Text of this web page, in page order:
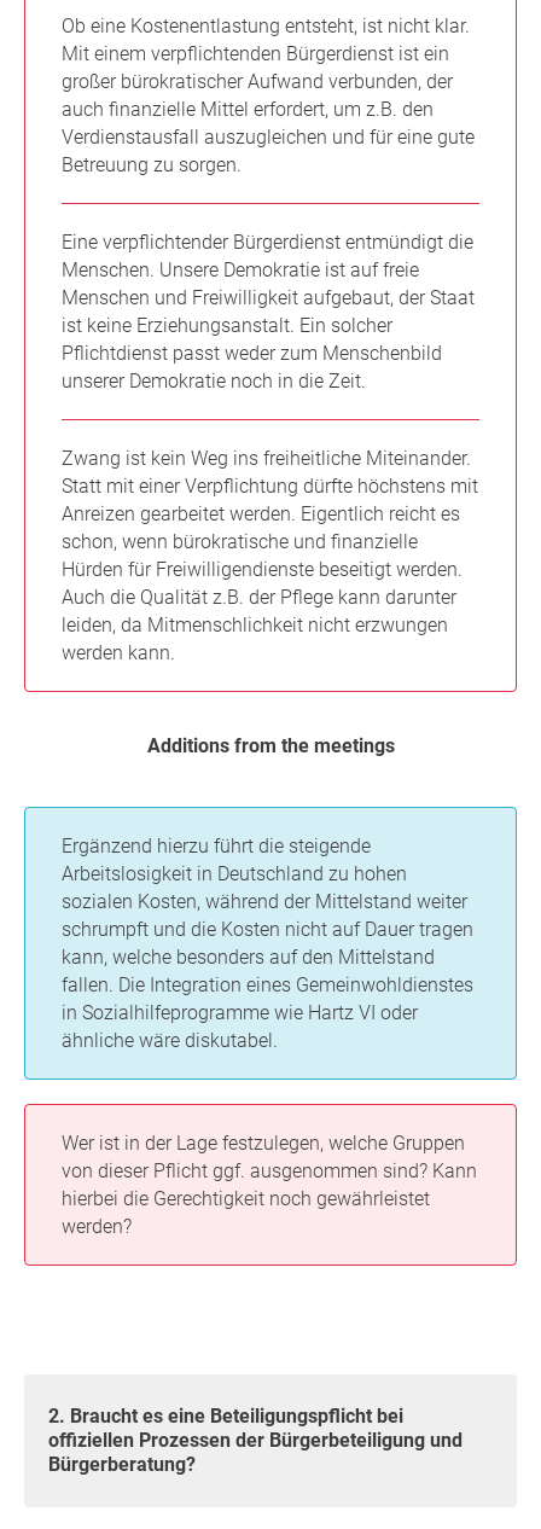
Ob eine Kostenentlastung entsteht, ist nicht klar.
Mit einem verpflichtenden Bürgerdienst ist ein
großer bürokratischer Aufwand verbunden, der
auch finanzielle Mittel erfordert, um z.B. den
Verdienstausfall auszugleichen und für eine gute
Betreuung zu sorgen.
Eine verpflichtender Bürgerdienst entmündigt die
Menschen. Unsere Demokratie ist auf freie
Menschen und Freiwilligkeit aufgebaut, der Staat
ist keine Erziehungsanstalt. Ein solcher
Pflichtdienst passt weder zum Menschenbild
unserer Demokratie noch in die Zeit.
Zwang ist kein Weg ins freiheitliche Miteinander.
Statt mit einer Verpflichtung dürfte höchstens mit
Anreizen gearbeitet werden. Eigentlich reicht es
schon, wenn bürokratische und finanzielle
Hürden für Freiwilligendienste beseitigt werden.
Auch die Qualität z.B. der Pflege kann darunter
leiden, da Mitmenschlichkeit nicht erzwungen
werden kann.
Additions from the meetings
Ergänzend hierzu führt die steigende
Arbeitslosigkeit in Deutschland zu hohen
sozialen Kosten, während der Mittelstand weiter
schrumpft und die Kosten nicht auf Dauer tragen
kann, welche besonders auf den Mittelstand
fallen. Die Integration eines Gemeinwohldienstes
in Sozialhilfeprogramme wie Hartz VI oder
ähnliche wäre diskutabel.
Wer ist in der Lage festzulegen, welche Gruppen
von dieser Pflicht ggf. ausgenommen sind? Kann
hierbei die Gerechtigkeit noch gewährleistet
werden?
2. Braucht es eine Beteiligungspflicht bei
offiziellen Prozessen der Bürgerbeteiligung und
Bürgerberatung?